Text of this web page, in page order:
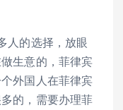
人的选择，放眼
生意的，菲律宾
外国人在菲律宾
的，需要办理菲